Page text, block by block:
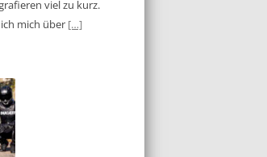
viel zu kurz.
mich über […]